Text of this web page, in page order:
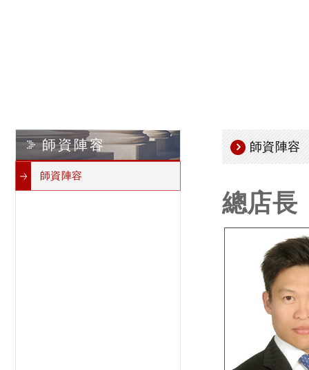
師資陣容
師資陣容
師資陣容
總店長